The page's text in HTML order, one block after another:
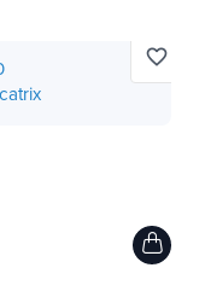
favorite_border